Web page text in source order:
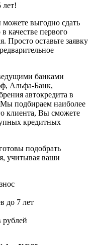
лет!
выгодно сдать
качестве первого
Просто оставьте заявку
банками
Альфа-Банк,
автокредита в
Мы подбираем наиболее
клиента, Вы сможете
кредитных
подобрать
учитывая ваши
до 7 лет